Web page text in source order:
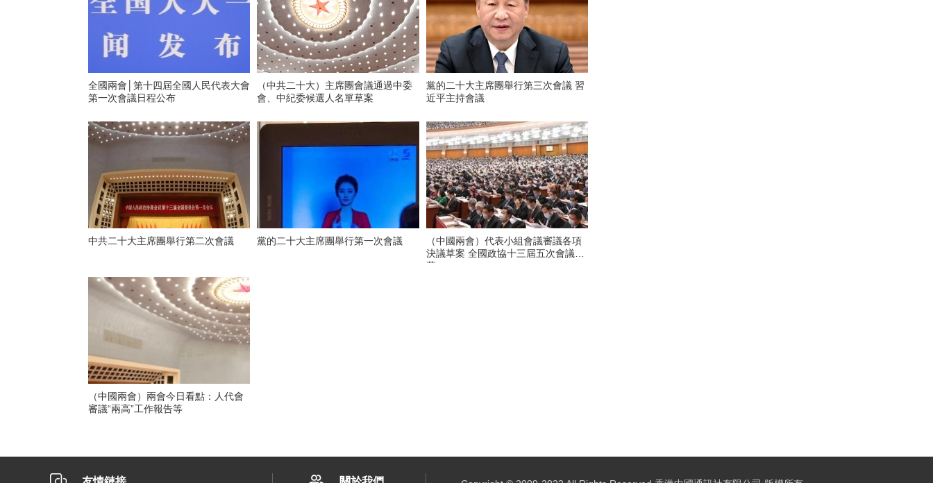
全國兩會│第十四屆全國人民代表大會
第一次會議日程公布
（中共二十大）主席團會議通過中委
會、中紀委候選人名單草案
黨的二十大主席團舉行第三次會議 習
近平主持會議
中共二十大主席團舉行第二次會議 黨的二十大主席團舉行第一次會議
（中國兩會）代表小組會議審議各項
決議草案 全國政協十三屆五次會議閉
幕
（中國兩會）兩會今日看點：人代會
審議“兩高”工作報告等